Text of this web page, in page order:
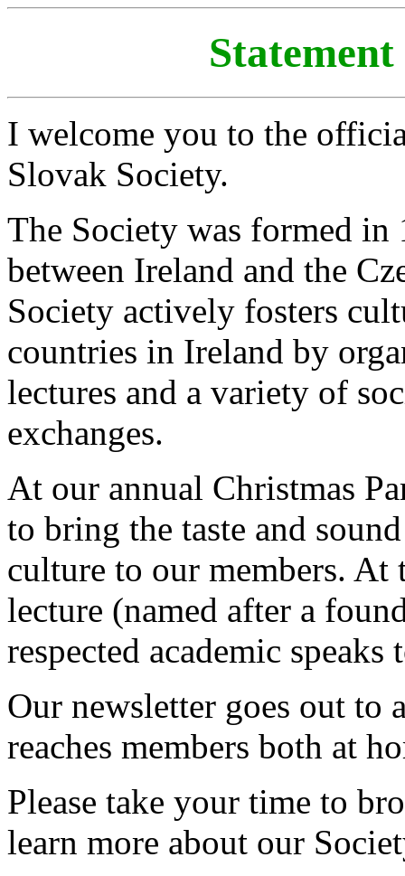
I welcome you to the
Slovak Society.
The Society was formed in
between Ireland and the
Society actively fosters
countries in Ireland by
lectures and a variety of
exchanges.
At our annual Christmas
to bring the taste and
culture to our members. At
lecture (named after a
respected academic
Our newsletter goes out to
reaches members both at
Please take your time to
learn more about our